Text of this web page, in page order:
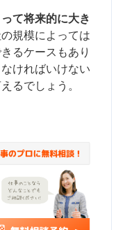
て将来的に大き
規模によっては
るケースもあり
ければいけない
るでしょう。